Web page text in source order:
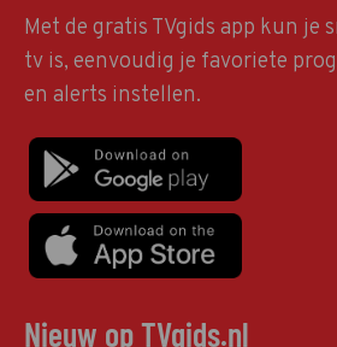
Met de gratis TVgids app kun je
tv is, eenvoudig je favoriete
en alerts instellen.
Nieuw op TVgids.nl